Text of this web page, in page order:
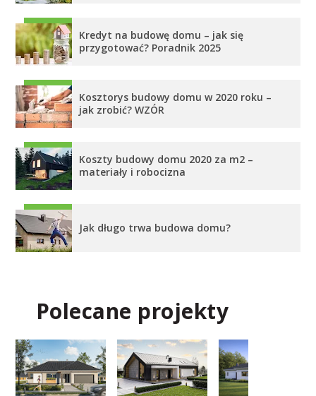
Kredyt na budowę domu – jak się
przygotować? Poradnik 2025
Kosztorys budowy domu w 2020 roku –
jak zrobić? WZÓR
Koszty budowy domu 2020 za m2 –
materiały i robocizna
Jak długo trwa budowa domu?
Polecane projekty